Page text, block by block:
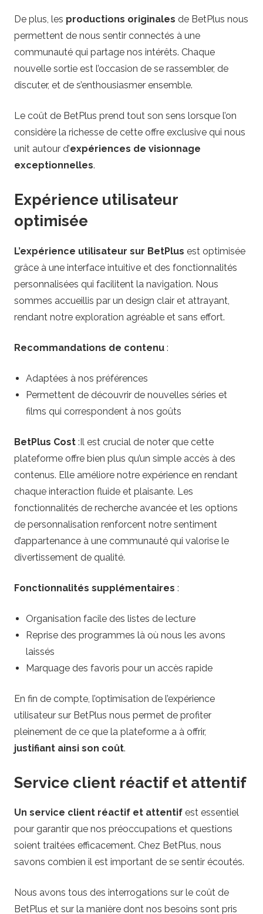
De plus, les productions originales de BetPlus nous
permettent de nous sentir connectés à une
communauté qui partage nos intérêts. Chaque
nouvelle sortie est l’occasion de se rassembler, de
discuter, et de s’enthousiasmer ensemble.
Le coût de BetPlus prend tout son sens lorsque l’on
considère la richesse de cette offre exclusive qui nous
unit autour d’expériences de visionnage
exceptionnelles.
Expérience utilisateur
optimisée
L’expérience utilisateur sur BetPlus est optimisée
grâce à une interface intuitive et des fonctionnalités
personnalisées qui facilitent la navigation. Nous
sommes accueillis par un design clair et attrayant,
rendant notre exploration agréable et sans effort.
Recommandations de contenu :
Adaptées à nos préférences
Permettent de découvrir de nouvelles séries et
films qui correspondent à nos goûts
BetPlus Cost :Il est crucial de noter que cette
plateforme offre bien plus qu’un simple accès à des
contenus. Elle améliore notre expérience en rendant
chaque interaction fluide et plaisante. Les
fonctionnalités de recherche avancée et les options
de personnalisation renforcent notre sentiment
d’appartenance à une communauté qui valorise le
divertissement de qualité.
Fonctionnalités supplémentaires :
Organisation facile des listes de lecture
Reprise des programmes là où nous les avons
laissés
Marquage des favoris pour un accès rapide
En fin de compte, l’optimisation de l’expérience
utilisateur sur BetPlus nous permet de profiter
pleinement de ce que la plateforme a à offrir,
justifiant ainsi son coût.
Service client réactif et attentif
Un service client réactif et attentif est essentiel
pour garantir que nos préoccupations et questions
soient traitées efficacement. Chez BetPlus, nous
savons combien il est important de se sentir écoutés.
Nous avons tous des interrogations sur le coût de
BetPlus et sur la manière dont nos besoins sont pris